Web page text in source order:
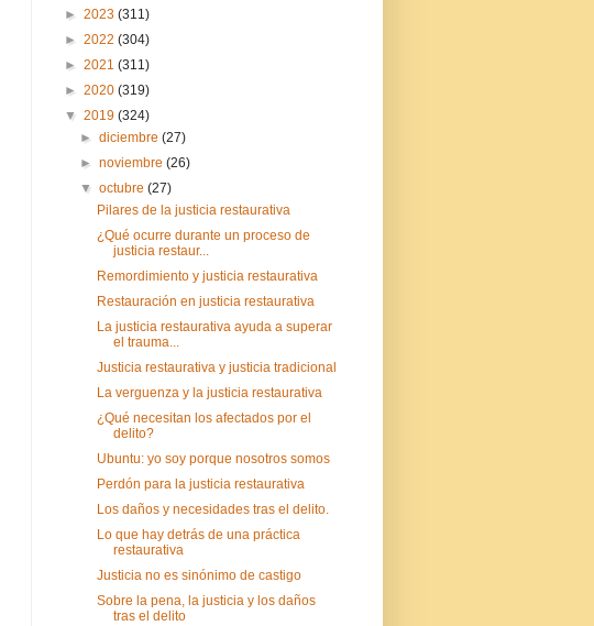
► 2023 (311)
► 2022 (304)
► 2021 (311)
► 2020 (319)
▼ 2019 (324)
►diciembre(27)
►noviembre(26)
▼octubre(27)
Pilares de la justicia restaurativa
¿Qué ocurre durante un proceso de
justicia restaur...
Remordimiento y justicia restaurativa
Restauración en justicia restaurativa
La justicia restaurativa ayuda a superar
el trauma...
Justicia restaurativa y justicia tradicional
La verguenza y la justicia restaurativa
¿Qué necesitan los afectados por el
delito?
Ubuntu: yo soy porque nosotros somos
Perdón para la justicia restaurativa
Los daños y necesidades tras el delito.
Lo que hay detrás de una práctica
restaurativa
Justicia no es sinónimo de castigo
Sobre la pena, la justicia y los daños
tras el delito